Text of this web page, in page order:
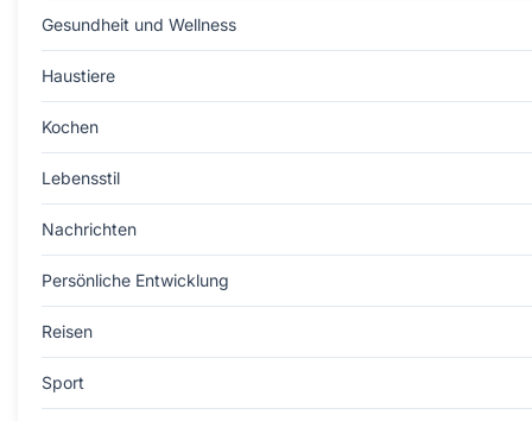
Gesundheit und Wellness
Haustiere
Kochen
Lebensstil
Nachrichten
Persönliche Entwicklung
Reisen
Sport